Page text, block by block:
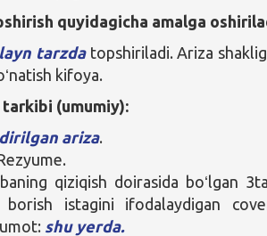
quyidagicha amalga
tarzdatopshiriladi. Ariza
kifoya.
(umumiy):
ariza.
qiziqish doirasida boʻlgan
borish istagini ifodalaydigan
shu yerda.